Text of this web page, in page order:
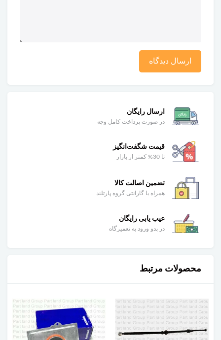
ارسال دیدگاه
ارسال رایگان
در صورت پرداخت کامل وجه
قیمت شگفت‌انگیز
تا 30% کمتر از بازار
تضمین اصالت کالا
همراه با گارانتی گروه پارتلند
عیب یابی رایگان
در بدو ورود به تعمیرگاه
محصولات مرتبط